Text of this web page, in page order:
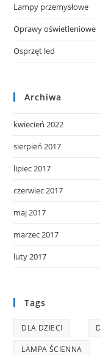
Lampy przemysłowe
Oprawy oświetleniowe
Osprzęt led
Archiwa
kwiecień 2022
sierpień 2017
lipiec 2017
czerwiec 2017
maj 2017
marzec 2017
luty 2017
Tags
DLA DZIECI
LAMPA ŚCIENNA